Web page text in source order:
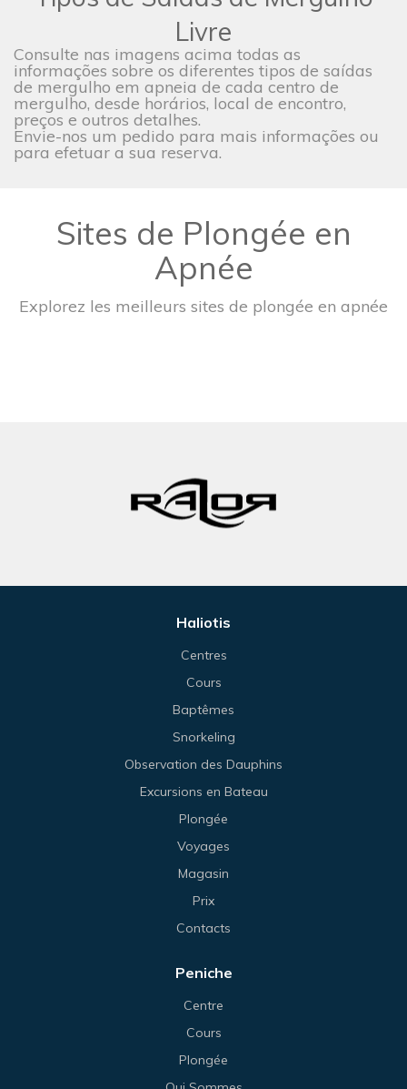
Livre
Consulte nas imagens acima todas as
informações sobre os diferentes tipos de saídas
de mergulho em apneia de cada centro de
mergulho, desde horários, local de encontro,
preços e outros detalhes.
Envie-nos um pedido para mais informações ou
para efetuar a sua reserva.
Sites de Plongée en
Apnée
Explorez les meilleurs sites de plongée en apnée
Haliotis
Centres
Cours
Baptêmes
Snorkeling
Observation des Dauphins
Excursions en Bateau
Plongée
Voyages
Magasin
Prix
Contacts
Peniche
Centre
Cours
Plongée